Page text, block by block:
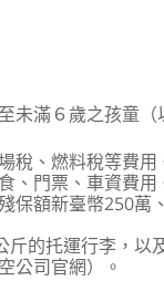
未滿６歲之孩童（
稅、燃料稅等費用
、門票、車資費用
保額新臺幣250萬
斤的托運行李，以
公司官網）。